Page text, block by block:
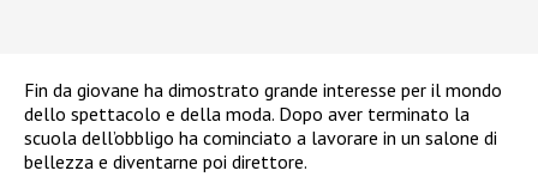
Fin da giovane ha dimostrato grande interesse per il mondo
dello spettacolo e della moda. Dopo aver terminato la
scuola dell’obbligo ha cominciato a lavorare in un salone di
bellezza e diventarne poi direttore.